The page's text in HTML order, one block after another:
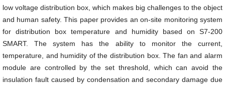
low voltage distribution box, which makes big challenges to the object
and human safety. This paper provides an on-site monitoring system
for distribution box temperature and humidity based on S7-200
SMART. The system has the ability to monitor the current,
temperature, and humidity of the distribution box. The fan and alarm
module are controlled by the set threshold, which can avoid the
insulation fault caused by condensation and secondary damage due